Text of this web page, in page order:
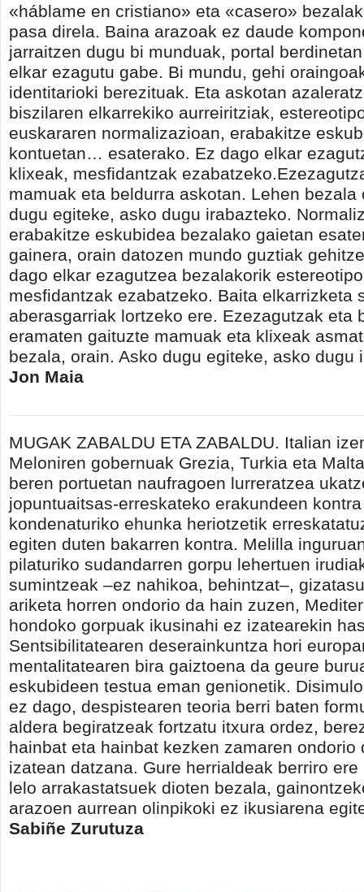
«háblame en cristiano» eta «casero»
pasa direla. Baina arazoak ez daude
jarraitzen dugu bi munduak, portal
elkar ezagutu gabe. Bi mundu, gehi
identitarioki berezituak. Eta askotan
biszilaren elkarrekiko aurreiritziak,
euskararen normalizazioan, erabakitze
kontuetan… esaterako. Ez dago elkar
klixeak, mesfidantzak
mamuak eta beldurra askotan. Lehen bezala
dugu egiteke, asko dugu irabazteko.
erabakitze eskubidea bezalako gaietan
gainera, orain datozen mundo guztiak
dago elkar ezagutzea bezalakorik
mesfidantzak ezabatzeko. Baita elkarrizketa
aberasgarriak lortzeko ere. Ezezagutzak eta
eramaten gaituzte mamuak eta klixeak
bezala, orain. Asko dugu egiteke, asko dugu
Jon Maia
MUGAK ZABALDU ETA ZABALDU. Italian
Meloniren gobernuak Grezia, Turkia eta
beren portuetan naufragoen lurreratzea
jopuntuaitsas-erreskateko erakundeen
kondenaturiko ehunka heriotzetik
egiten duten bakarren kontra. Melilla
pilaturiko sudandarren gorpu lehertuen
sumintzeak –ez nahikoa, behintzat–,
ariketa horren ondorio da hain zuzen,
hondoko gorpuak ikusinahi ez izatearekin
Sentsibilitatearen deserainkuntza hori
mentalitatearen bira gaiztoena da geure
eskubideen testua eman genionetik.
ez dago, despistearen teoria berri baten
aldera begiratzeak fortzatu itxura ordez,
hainbat eta hainbat kezken zamaren ondorio
izatean datzana. Gure herrialdeak berriro
lelo arrakastatsuek dioten bezala,
arazoen aurrean olinpikoki ez ikusiarena
Sabiñe Zurutuza